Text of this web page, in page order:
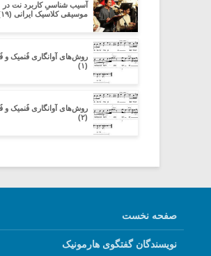
آسیب شناسیِ کاربرد نت در
موسیقی کلاسیک ایرانی (۱۹)
روش‌های آوانگاری فُنمیک و
(۱)
روش‌های آوانگاری فُنمیک و
(۲)
صفحه نخست
نویسندگان گفتگوی هارمونیک